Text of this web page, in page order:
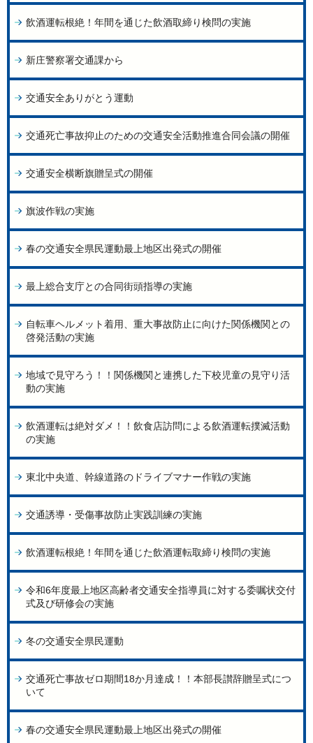
飲酒運転根絶！年間を通じた飲酒取締り検問の実施
新庄警察署交通課から
交通安全ありがとう運動
交通死亡事故抑止のための交通安全活動推進合同会議の開催
交通安全横断旗贈呈式の開催
旗波作戦の実施
春の交通安全県民運動最上地区出発式の開催
最上総合支庁との合同街頭指導の実施
自転車ヘルメット着用、重大事故防止に向けた関係機関との
啓発活動の実施
地域で見守ろう！！関係機関と連携した下校児童の見守り活
動の実施
飲酒運転は絶対ダメ！！飲食店訪問による飲酒運転撲滅活動
の実施
東北中央道、幹線道路のドライブマナー作戦の実施
交通誘導・受傷事故防止実践訓練の実施
飲酒運転根絶！年間を通じた飲酒運転取締り検問の実施
令和6年度最上地区高齢者交通安全指導員に対する委嘱状交付
式及び研修会の実施
冬の交通安全県民運動
交通死亡事故ゼロ期間18か月達成！！本部長讃辞贈呈式につ
いて
春の交通安全県民運動最上地区出発式の開催